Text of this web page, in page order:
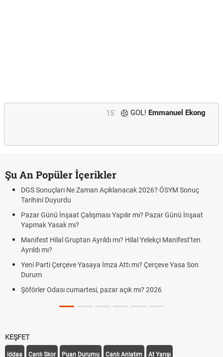
15' GOL! Emmanuel Ekong
Şu An Popüler İçerikler
DGS Sonuçları Ne Zaman Açıklanacak 2026? ÖSYM Sonuç
Tarihini Duyurdu
Pazar Günü İnşaat Çalışması Yapılır mı? Pazar Günü İnşaat
Yapmak Yasak mı?
Manifest Hilal Gruptan Ayrıldı mı? Hilal Yelekçi Manifest'ten
Ayrıldı mı?
Yeni Parti Çerçeve Yasaya İmza Attı mı? Çerçeve Yasa Son
Durum
Şöförler Odası cumartesi, pazar açık mı? 2026
KEŞFET
iddaa Canlı Skor Puan Durumu Canlı Anlatım At Yarışı